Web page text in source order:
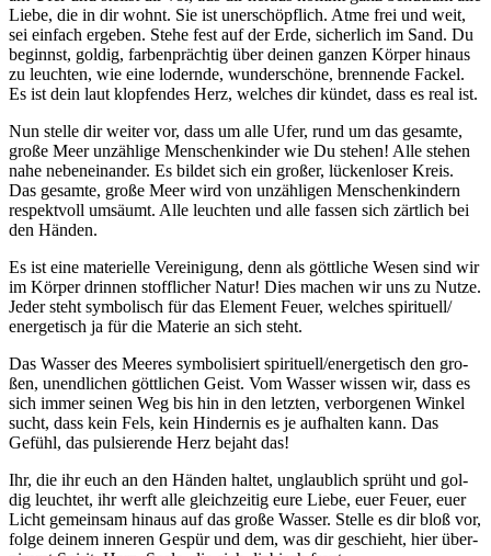
Lie­be, die in dir wohnt. Sie ist uner­schöpf­lich. Atme frei und weit,
sei ein­fach erge­ben. Ste­he fest auf der Erde, sicher­lich im Sand. Du
beginnst, gol­dig, far­ben­präch­tig über dei­nen gan­zen Kör­per hin­aus
zu leuch­ten, wie eine lodern­de, wun­der­schö­ne, bren­nen­de Fackel.
Es ist dein laut klop­fen­des Herz, wel­ches dir kün­det, dass es real ist.
Nun stel­le dir wei­ter vor, dass um alle Ufer, rund um das gesam­te,
gro­ße Meer unzäh­li­ge Men­schen­kin­der wie Du ste­hen! Alle ste­hen
nahe neben­ein­an­der. Es bil­det sich ein gro­ßer, lücken­lo­ser Kreis.
Das gesam­te, gro­ße Meer wird von unzäh­li­gen Men­schen­kin­dern
respekt­voll umsäumt. Alle leuch­ten und alle fas­sen sich zärt­lich bei
den Hän­den.
Es ist eine mate­ri­el­le Ver­ei­ni­gung, denn als gött­li­che Wesen sind wir
im Kör­per drin­nen stoff­li­cher Natur! Dies machen wir uns zu Nut­ze.
Jeder steht sym­bo­lisch für das Ele­ment Feu­er, wel­ches spirituell/​
energetisch ja für die Mate­rie an sich steht.
Das Was­ser des Mee­res sym­bo­li­siert spirituell/​energetisch den gro­
ßen, unend­li­chen gött­li­chen Geist. Vom Was­ser wis­sen wir, dass es
sich immer sei­nen Weg bis hin in den letz­ten, ver­bor­ge­nen Win­kel
sucht, dass kein Fels, kein Hin­der­nis es je auf­hal­ten kann. Das
Gefühl, das pul­sie­ren­de Herz bejaht das!
Ihr, die ihr euch an den Hän­den hal­tet, unglaub­lich sprüht und gol­
dig leuch­tet, ihr werft alle gleich­zei­tig eure Lie­be, euer Feu­er, euer
Licht gemein­sam hin­aus auf das gro­ße Was­ser. Stel­le es dir bloß vor,
fol­ge dei­nem inne­ren Gespür und dem, was dir geschieht, hier über­